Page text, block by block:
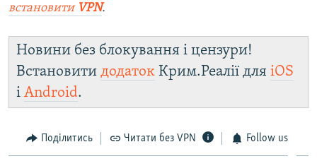
встановити VPN.
Новини без блокування і цензури!
Встановити додаток Крим.Реалії для iOS
і Android.
Поділитись Читати без VPN Follow us